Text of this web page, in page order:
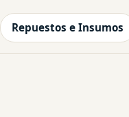
Repuestos e Insumos